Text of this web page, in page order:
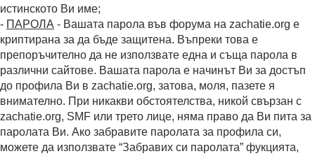
истинското Ви име;
- ПАРОЛА - Вашата парола във форума на zachatie.org е
криптирана за да бъде защитена. Въпреки това е
препоръчително да не използвате една и съща парола в
различни сайтове. Вашата парола е начинът Ви за достъп
до профила Ви в zachatie.org, затова, моля, пазете я
внимателно. При никакви обстоятелства, никой свързан с
zachatie.org, SMF или трето лице, няма право да Ви пита за
паролата Ви. Ако забравите паролата за профила си,
можете да използвате “Забравих си паролата” фукцията,